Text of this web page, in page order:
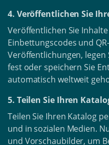
4. Veröffentlichen Sie
Veröffentlichen Sie
Einbettungscodes und
Veröffentlichungen, legen
fest oder speichern Sie
automatisch weltweit
5. Teilen Sie Ihren
Teilen Sie Ihren Katalog
und in sozialen Medien.
und Vorschaubilder, um